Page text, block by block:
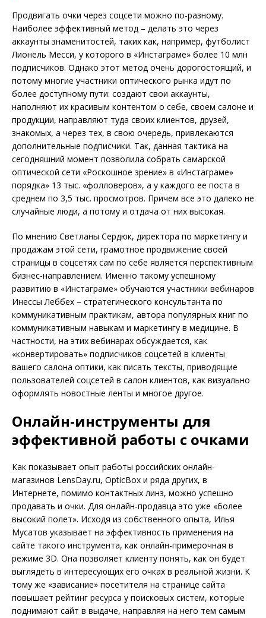
Продвигать очки через соцсети можно по-разному.
Наиболее эффективный метод – делать это через
аккаунты знаменитостей, таких как, например, футболист
Лионель Месси, у которого в «Инстаграме» более 10 млн
подписчиков. Однако этот метод очень дорогостоящий, и
потому многие участники оптического рынка идут по
более доступному пути: создают свои аккаунты,
наполняют их красивым контентом о себе, своем салоне и
продукции, направляют туда своих клиентов, друзей,
знакомых, а через тех, в свою очередь, привлекаются
дополнительные подписчики. Так, данная тактика на
сегодняшний момент позволила собрать самарской
оптической сети «Роскошное зрение» в «Инстаграме»
порядка» 13 тыс. «фолловеров», а у каждого ее поста в
среднем по 3,5 тыс. просмотров. Причем все это далеко не
случайные люди, а потому и отдача от них высокая.
По мнению Светланы Сердюк, директора по маркетингу и
продажам этой сети, грамотное продвижение своей
страницы в соцсетях сам по себе является перспективным
бизнес-направлением. Именно такому успешному
развитию в «Инстаграме» обучаются участники вебинаров
Инессы Леббех – стратегического консультанта по
коммуникативным практикам, автора популярных книг по
коммуникативным навыкам и маркетингу в медицине. В
частности, на этих вебинарах обсуждается, как
«конвертировать» подписчиков соцсетей в клиенты
вашего салона оптики, как писать тексты, приводящие
пользователей соцсетей в салон клиентов, как визуально
оформлять новостные ленты и многое другое.
Онлайн-инструменты для
эффективной работы с очками
Как показывает опыт работы российских онлайн-
магазинов LensDay.ru, OpticBox и ряда других, в
Интернете, помимо контактных линз, можно успешно
продавать и очки. Для онлайн-продавца это уже «более
высокий полет». Исходя из собственного опыта, Илья
Мусатов указывает на эффективность применения на
сайте такого инструмента, как онлайн-примерочная в
режиме 3D. Она позволяет клиенту понять, как он будет
выглядеть в интересующих его очках в реальной жизни. К
тому же «зависание» посетителя на странице сайта
повышает рейтинг ресурса у поисковых систем, которые
поднимают сайт в выдаче, направляя на него тем самым